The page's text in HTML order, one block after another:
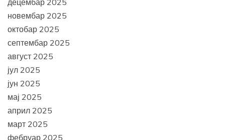
децембар 2025
новембар 2025
октобар 2025
септембар 2025
август 2025
јул 2025
јун 2025
мај 2025
април 2025
март 2025
фебруар 2025